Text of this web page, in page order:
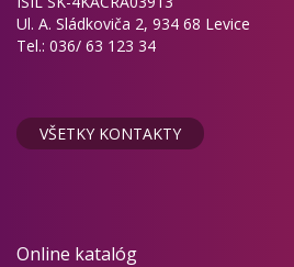
Ul. A. Sládkoviča 2, 934 68 Levice
Tel.: 036/ 63 123 34
VŠETKY KONTAKTY
Online katalóg